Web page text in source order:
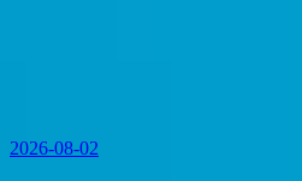
2026-08-02